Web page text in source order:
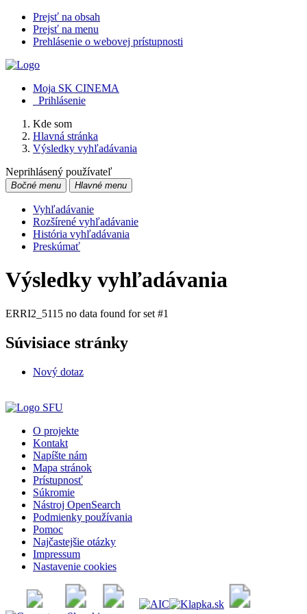
Prejsť na obsah
Prejsť na menu
Prehlásenie o webovej prístupnosti
Moja SK CINEMA
Prihlásenie
Kde som
Hlavná stránka
Výsledky vyhľadávania
Neprihlásený používateľ
Bočné menu Hlavné menu
Vyhľadávanie
Rozšírené vyhľadávanie
História vyhľadávania
Preskúmať
Výsledky vyhľadávania
ERRI2_5115 no data found for set #1
Súvisiace stránky
Nový dotaz
O projekte
Kontakt
Napíšte nám
Mapa stránok
Prístupnosť
Súkromie
Nástroj OpenSearch
Podmienky používania
Pomoc
Najčastejšie otázky
Impressum
Nastavenie cookies